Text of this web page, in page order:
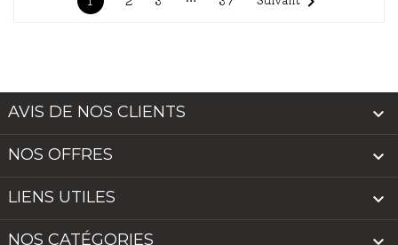
AVIS DE NOS CLIENTS 
NOS OFFRES 
LIENS UTILES 
NOS CATÉGORIES